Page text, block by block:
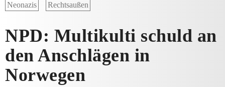
Neonazis Rechtsaußen
NPD: Multikulti schuld an
den Anschlägen in
Norwegen